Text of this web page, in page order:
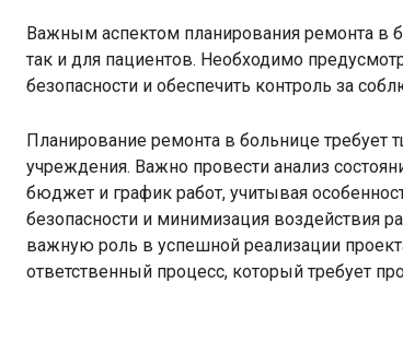
Важным аспектом планирования ремонта в
так и для пациентов. Необходимо
безопасности и обеспечить контроль за
Планирование ремонта в больнице требует
учреждения. Важно провести анализ
бюджет и график работ, учитывая
безопасности и минимизация воздействия
важную роль в успешной реализации
ответственный процесс, который требует